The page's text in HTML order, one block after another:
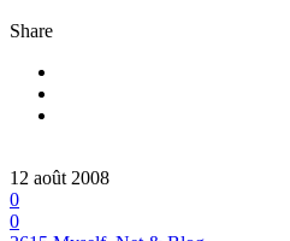
Share
12 août 2008
0
0